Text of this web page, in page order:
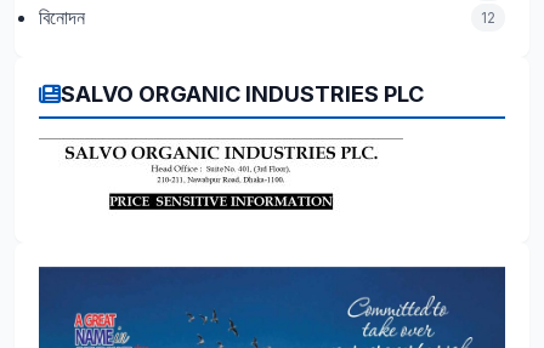
বিনোদন 12
SALVO ORGANIC INDUSTRIES PLC